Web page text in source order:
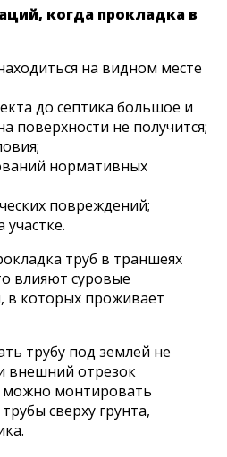
когда прокладка в
на видном месте
до септика большое и
поверхности не получится;
нормативных
повреждений;
труб в траншеях
влияют суровые
в которых проживает
трубу под землей не
внешний отрезок
монтировать
сверху грунта,